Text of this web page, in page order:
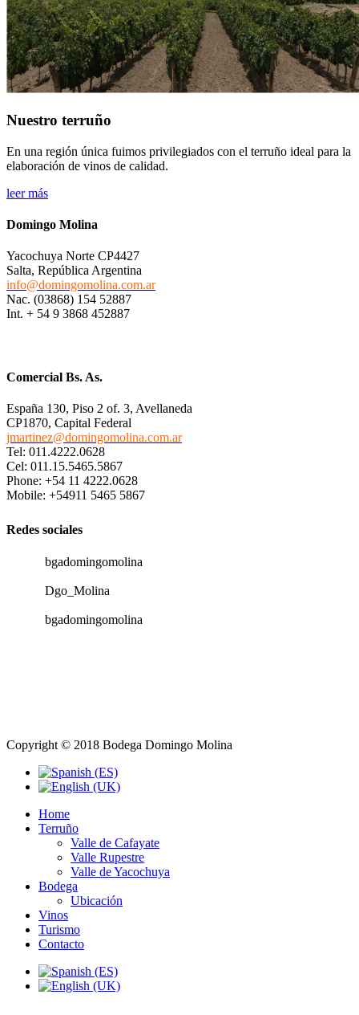
Nuestro terruño
En una región única fuimos privilegiados con el terruño ideal para la
elaboración de vinos de calidad.
leer más
Domingo Molina
Yacochuya Norte CP4427
Salta, República Argentina
info@domingomolina.com.ar
Nac. (03868) 154 52887
Int. + 54 9 3868 452887
Comercial Bs. As.
España 130, Piso 2 of. 3, Avellaneda
CP1870, Capital Federal
jmartinez@domingomolina.com.ar
Tel: 011.4222.0628
Cel: 011.15.5465.5867
Phone: +54 11 4222.0628
Mobile: +54911 5465 5867
Redes sociales
bgadomingomolina
Dgo_Molina
bgadomingomolina
Copyright © 2018 Bodega Domingo Molina
Home
Terruño
Valle de Cafayate
Valle Rupestre
Valle de Yacochuya
Bodega
Ubicación
Vinos
Turismo
Contacto